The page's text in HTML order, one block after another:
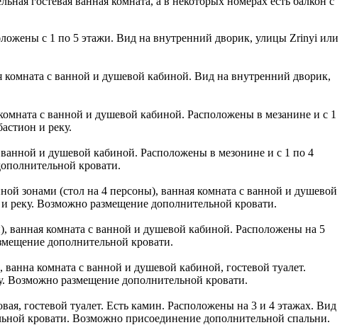
с 1 по 5 этажи. Вид на внутренний дворик, улицы Zrinyi или
c ванной и душевой кабиной. Вид на внутренний дворик,
с ванной и душевой кабиной. Расположены в мезанине и с 1
и реку.
ванной и душевой кабиной. Расположены в мезонине и с 1 по 4
кровати.
зонами (стол на 4 персоны), ванная комната с ванной и душевой
реку. Возможно размещение дополнительной кровати.
ванная комната с ванной и душевой кабиной. Расположены на 5
дополнительной кровати.
комната с ванной и душевой кабиной, гостевой туалет.
Возможно размещение дополнительной кровати.
гостевой туалет. Есть камин. Расположены на 3 и 4 этажах. Вид
кровати. Возможно присоединение дополнительной спальни.